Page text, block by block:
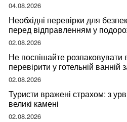
04.08.2026
Необхідні перевірки для
перед відправленням у
02.08.2026
Не поспішайте розпаковувати
перевірити у готельній ванній
мандрівниці
02.08.2026
Туристи вражені страхом: з
великі камені
02.08.2026